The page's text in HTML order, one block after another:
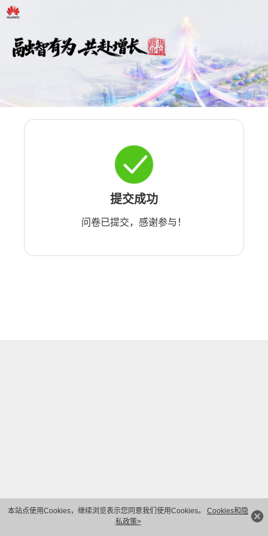
本站点使用Cookies，继续浏览表示您同意我们使用Cookies。 Cookies和隐
私政策>
提交成功
问卷已提交，感谢参与！